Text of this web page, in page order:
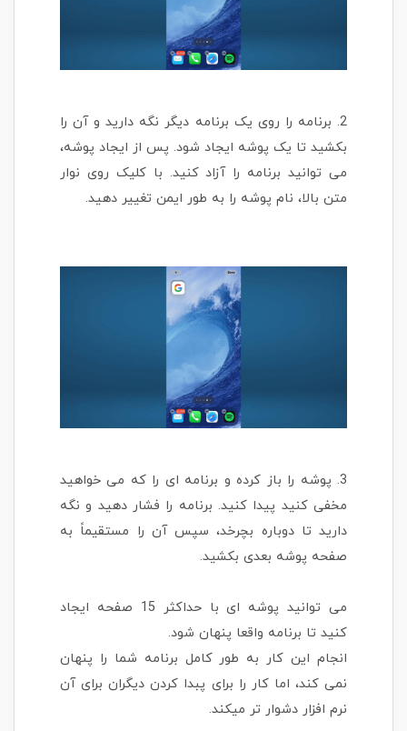
2. برنامه را روی یک برنامه دیگر نگه دارید و آن را
بکشید تا یک پوشه ایجاد شود. پس از ایجاد پوشه،
می توانید برنامه را آزاد کنید. با کلیک روی نوار
متن بالا، نام پوشه را به طور ایمن تغییر دهید.
3. پوشه را باز کرده و برنامه ای را که می خواهید
مخفی کنید پیدا کنید. برنامه را فشار دهید و نگه
دارید تا دوباره بچرخد، سپس آن را مستقیماً به
صفحه پوشه بعدی بکشید.
می توانید پوشه ای با حداکثر 15 صفحه ایجاد
کنید تا برنامه واقعا پنهان شود.
انجام این کار به طور کامل برنامه شما را پنهان
نمی کند، اما کار را برای پبدا کردن دیگران برای آن
نرم افزار دشوار تر میکند.